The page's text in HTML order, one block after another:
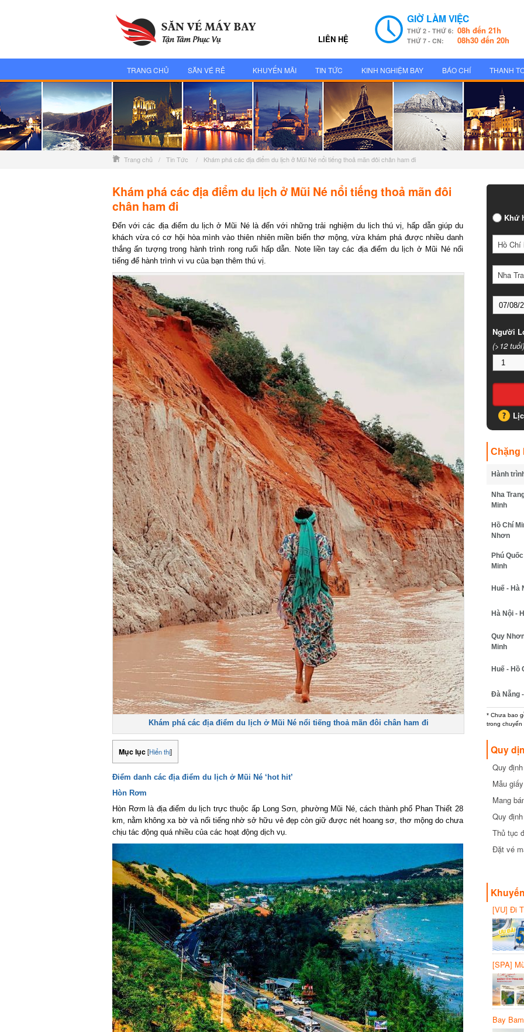
LIÊN HỆ
GIỜ LÀM VIỆC
THỨ 2 - THỨ 6:08h đến 21h
THỨ 7 - CN: 08h30 đến 20h
TRANG CHỦ SĂN VÉ RẺ KHUYẾN MÃI TIN TỨC KINH NGHIỆM BAY BÁO CHÍ THANH
Trang chủ / Tin Tức / Khám phá các địa điểm du lịch ở Mũi Né nổi tiếng thoả mãn đôi chân ham đi
Khám phá các địa điểm du lịch ở Mũi Né nổi tiếng thoả mãn đôi
chân ham đi
Đến với các địa điểm du lịch ở Mũi Né là đến với những trải nghiệm du lịch thú vị, hấp dẫn giúp du
khách vừa có cơ hội hòa mình vào thiên nhiên miền biển thơ mộng, vừa khám phá được nhiều danh
thắng ấn tượng trong hành trình rong ruổi hấp dẫn. Note liền tay các địa điểm du lịch ở Mũi Né nổi
tiếng để hành trình vi vu của bạn thêm thú vị.
Khám phá các địa điểm du lịch ở Mũi Né nổi tiếng thoả mãn đôi chân ham đi
Mục lục [Hiển thị]
Điểm danh các địa điểm du lịch ở Mũi Né ‘hot hit’
Hòn Rơm
Hòn Rơm là địa điểm du lịch trực thuộc ấp Long Sơn, phường Mũi Né, cách thành phố Phan Thiết 28
km, nằm không xa bờ và nổi tiếng nhờ sở hữu vẻ đẹp còn giữ được nét hoang sơ, thơ mộng do chưa
chịu tác động quá nhiều của các hoạt động dịch vụ.
Khứ
Hồ Chí
Nha
Người
(>12 tuổi)
Chặng
Hành trình*
Nha
Minh
Hồ Chí
Nhơn
Phú Quốc
Minh
Huế - Hà
Hà Nội -
Quy Nhơn
Minh
Huế - Hồ
Đà Nẵng -
* Chưa bao
trong chuyến
Quy
Quy
cần biết
Mẫu
Mang
Quy
Thủ tục
Đặt vé
[VU] Đi
giảm
[SPA]
20%
Bay